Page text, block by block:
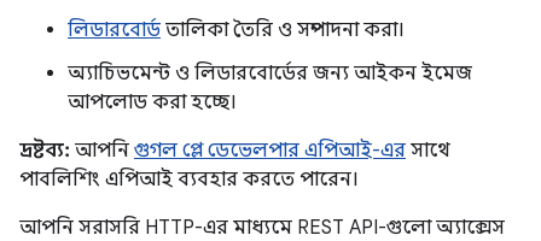
লিডারবোর্ড তালিকা তৈরি ও সম্পাদনা করা।
অ্যাচিভমেন্ট ও লিডারবোর্ডের জন্য আইকন ইমেজ
আপলোড করা হচ্ছে।
দ্রষ্টব্য: আপনি গুগল প্লে ডেভেলপার এপিআই-এর সাথে
পাবলিশিং এপিআই ব্যবহার করতে পারেন।
আপনি সরাসরি HTTP-এর মাধ্যমে REST API-গুলো অ্যাক্সেস